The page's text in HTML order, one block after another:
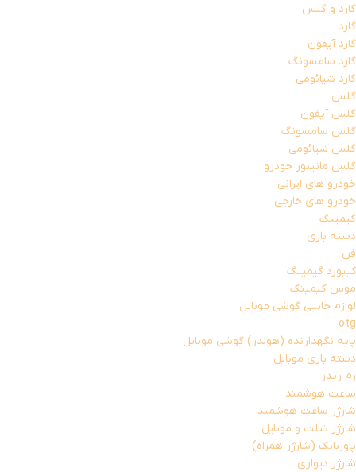
گارد و گلس
گارد
گارد آیفون
گارد سامسونگ
گارد شیائومی
گلس
گلس آیفون
گلس سامسونگ
گلس شیائومی
گلس مانیتور خودرو
خودرو های ایرانی
خودرو های خارجی
گیمینگ
دسته بازی
فن
کیبورد گیمینگ
موس گیمینگ
لوازم جانبی گوشی موبایل
otg
پایه نگهدارنده (هولدر) گوشی موبایل
دسته بازی موبایل
رم ریدر
ساعت هوشمند
شارژر ساعت هوشمند
شارژر تبلت و موبایل
پاوربانک (شارژر همراه)
شارژر دیواری